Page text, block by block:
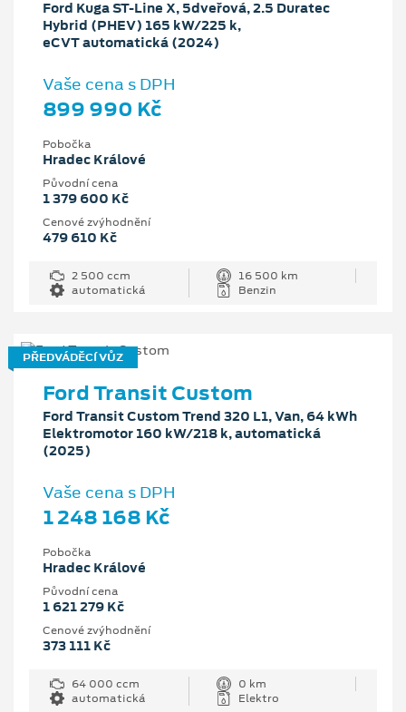
Ford Kuga ST-Line X, 5dveřová, 2.5 Duratec
Hybrid (PHEV) 165 kW/225 k,
eCVT automatická (2024)
Vaše cena s DPH
899 990 Kč
Pobočka
Hradec Králové
Původní cena
1 379 600 Kč
Cenové zvýhodnění
479 610 Kč
2 500 ccm
16 500 km
automatická
Benzin
PŘEDVÁDĚCÍ VŮZ
Ford Transit Custom
Ford Transit Custom Trend 320 L1, Van, 64 kWh
Elektromotor 160 kW/218 k, automatická
(2025)
Vaše cena s DPH
1 248 168 Kč
Pobočka
Hradec Králové
Původní cena
1 621 279 Kč
Cenové zvýhodnění
373 111 Kč
64 000 ccm
0 km
automatická
Elektro